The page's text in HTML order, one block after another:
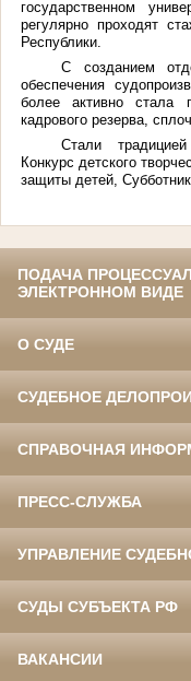
государственном
регулярно проходят
Республики.
С созданием
обеспечения
более активно стала
кадрового резерва,
Стали
Конкурс детского
защиты детей,
ПОДАЧА
ЭЛЕКТРОННОМ ВИДЕ
О СУДЕ
СУДЕБНОЕ
СПРАВОЧНАЯ
ПРЕСС-СЛУЖБА
УПРАВЛЕНИЕ
СУДЫ СУБЪЕКТА РФ
ВАКАНСИИ